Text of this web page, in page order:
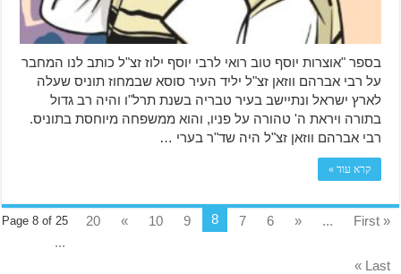
בספר "אוצרות יוסף טוב רואי לרבי יוסף ילוז זצ"ל כותב לנו המחבר
על רבי אברהם ווזאן זצ"ל יליד העיר סוסא שבמחוז תוניס שעלה
לארץ ישראל ונתיישב בעיר טבריה בשנת תרל"ו והיה רב גדול
בתורה ויראת ה' טהורה על פניו, והוא ממשפחה מיוחסת בתוניס.
רבי אברהם ווזאן זצ"ל היה שד"ר בערי …
קרא עוד »
Page 8 of 25 « First
...
«
6
7
8
9
10
»
20
...
Last »